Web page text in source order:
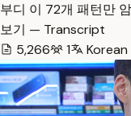
부디 이 72개 패턴만
보기 — Transcript
5,266
1 Korean